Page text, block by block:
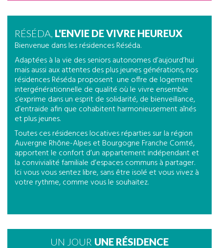
RÉSÉDA, L'ENVIE DE VIVRE HEUREUX
Bienvenue dans les résidences Réséda.
Adaptées à la vie des seniors autonomes d’aujourd’hui
mais aussi aux attentes des plus jeunes générations, nos
résidences Réséda proposent une offre de logement
intergénérationnelle de qualité où le vivre ensemble
s’exprime dans un esprit de solidarité, de bienveillance,
d’entraide afin que cohabitent harmonieusement aînés
et plus jeunes.
Toutes ces résidences locatives réparties sur la région
Auvergne Rhône-Alpes et Bourgogne Franche Comté,
apportent le confort d’un appartement indépendant et
la convivialité familiale d’espaces communs à partager.
Ici vous vous sentez libre, sans être isolé et vous vivez à
votre rythme, comme vous le souhaitez.
UN JOUR UNE RÉSIDENCE